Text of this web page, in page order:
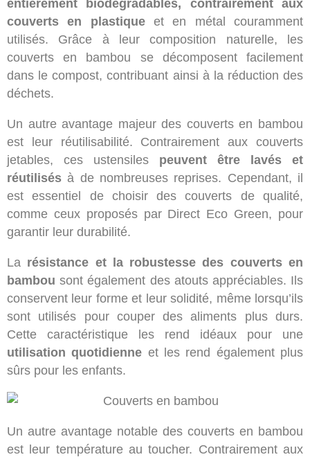
entièrement biodégradables, contrairement aux
couverts en plastiqueet en métal couramment
utilisés. Grâce à leur composition naturelle, les
couverts en bambou se décomposent facilement
dans le compost, contribuant ainsi à la réduction des
déchets.
Un autre avantage majeur des couverts en bambou
est leur réutilisabilité. Contrairement aux couverts
jetables, ces ustensiles peuvent être lavés et
réutilisés à de nombreuses reprises. Cependant, il
est essentiel de choisir des couverts de qualité,
comme ceux proposés par Direct Eco Green, pour
garantir leur durabilité.
La résistance et la robustesse des couverts en
bambou sont également des atouts appréciables. Ils
conservent leur forme et leur solidité, même lorsqu’ils
sont utilisés pour couper des aliments plus durs.
Cette caractéristique les rend idéaux pour une
utilisation quotidienne et les rend également plus
sûrs pour les enfants.
Un autre avantage notable des couverts en bambou
est leur température au toucher. Contrairement aux